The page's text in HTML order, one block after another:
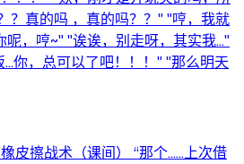
？真的吗 ，真的吗？？" "哼，我就
，哼~" "诶诶，别走呀，其实我..."
...你，总可以了吧！！！" "那么明天
皮擦战术（课间） “那个……上次借